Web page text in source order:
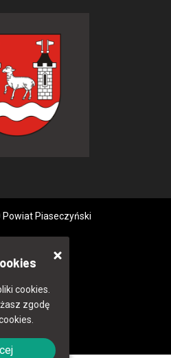
Piaseczyński
cookies.
zgodę